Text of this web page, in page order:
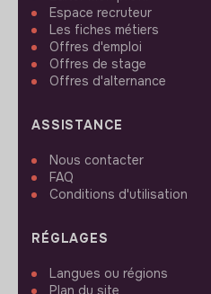
Espace recruteur
Les fiches métiers
Offres d'emploi
Offres de stage
Offres d'alternance
ASSISTANCE
Nous contacter
FAQ
Conditions d'utilisation
RÉGLAGES
Langues ou régions
Plan du site